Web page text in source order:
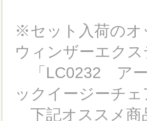
※セット入荷のオ
ウィンザーエク
「LC0232 アー
ックイージーチ
下記オススメ商